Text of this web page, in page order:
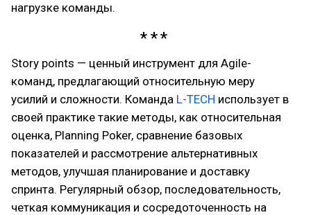
нагрузке команды.
Story points — ценный инструмент для Agile-
команд, предлагающий относительную меру
усилий и сложности. Команда L-TECH использует в
своей практике такие методы, как относительная
оценка, Planning Poker, сравнение базовых
показателей и рассмотрение альтернативных
методов, улучшая планирование и доставку
спринта. Регулярный обзор, последовательность,
четкая коммуникация и сосредоточенность на